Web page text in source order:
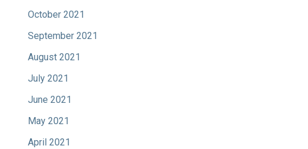
October 2021
September 2021
August 2021
July 2021
June 2021
May 2021
April 2021